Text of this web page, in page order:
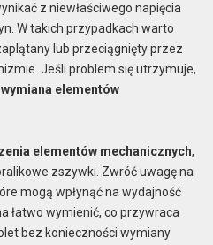
z niewłaściwego napięcia
W takich przypadkach warto
lub przeciągnięty przez
Jeśli problem się utrzymuje,
wymiana elementów
elementów mechanicznych,
zszywki. Zwróć uwagę na
mogą wpłynąć na wydajność
łatwo wymienić, co przywraca
bez konieczności wymiany